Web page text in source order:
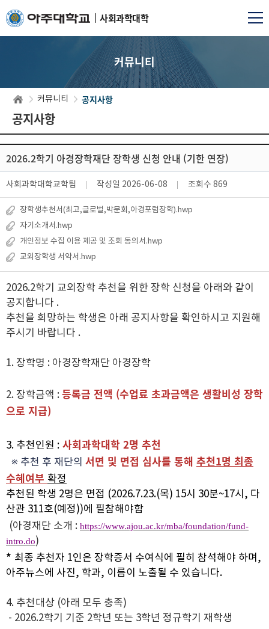
사회과학대학
커뮤니티
커뮤니티 공지사항
공지사항
2026.2학기 아경장학재단 장학생 신청 안내 (기한 연장)
사회과학대학교학팀 작성일 2026-06-08 조회수 869
장학생추천서(최고,글로벌,박문회,아경포럼장학).hwp
자기소개서.hwp
개인정보 수집 이용 제공 및 조회 동의서.hwp
교외장학생 서약서.hwp
2026.2학기 교외장학 추천을 위한 장학 신청을 아래와 같이
공지합니다 .
추천을 희망하는 학생은 아래 공지사항을 확인하시고 지원해
주시기 바랍니다 .
1. 장학명 : 아경장학재단 아경장학
2. 장학금액 : 등록금 전액 (수업료 초과금액은 생활비성 장학
으로 지급)
3. 추천인원 : 사회과학대학 2명 추천
※ 추천 후 재단의 서면 및 면접 심사를 통해 추천1명 최종
수혜여부 확정
추천된 학생 2명은 면접 (2026.7.23.(목) 15시 30분~17시, 다
산관 311호(예정))에 필참해야함
(아경재단 소개 : https://www.ajou.ac.kr/mba/foundation/fund-
intro.do)
* 최종 추천자 1인은 장학증서 수여식에 필히 참석해야 하며,
아주뉴스에 사진, 학과, 이름이 노출될 수 있습니다.
4. 추천대상 (아래 모두 충족)
- 2026.2학기 기준 2학년 또는 3학년 정규학기 재학생